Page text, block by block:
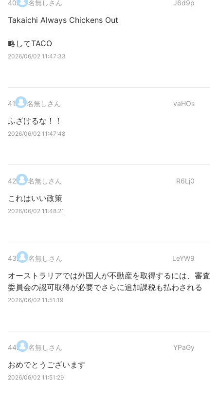
40. 名無しさん J6d9p
Takaichi Always Chickens Out
略してTACO
2026/06/02 11:47:33
41. 名無しさん vaHOs
ふざけるな！！
2026/06/02 11:47:48
42. 名無しさん R6Lj0
これはいい政策
2026/06/02 11:48:21
43. 名無しさん LeYW9
オーストラリアでは外国人が不動産を取得するには、審査
委員会の認可取得が必要でさらに追加課税も払わされる
2026/06/02 11:51:19
44. 名無しさん YPaGy
おめでとうございます
2026/06/02 11:51:29